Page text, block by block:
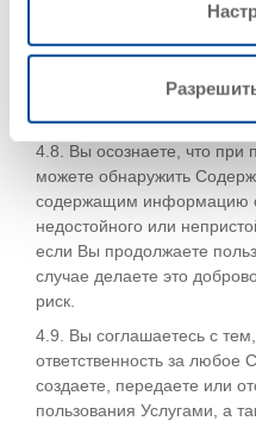
4.7. ООО «РЕММЕРС»
не обязано) осуществлять
размещению или убирать
из любой Услуги.
4.8. Вы осознаете, что при
можете обнаружить
содержащим информацию
недостойного или
если Вы продолжаете
случае делаете это
риск.
4.9. Вы соглашаетесь с
ответственность за любое
создаете, передаете или
пользования Услугами, а